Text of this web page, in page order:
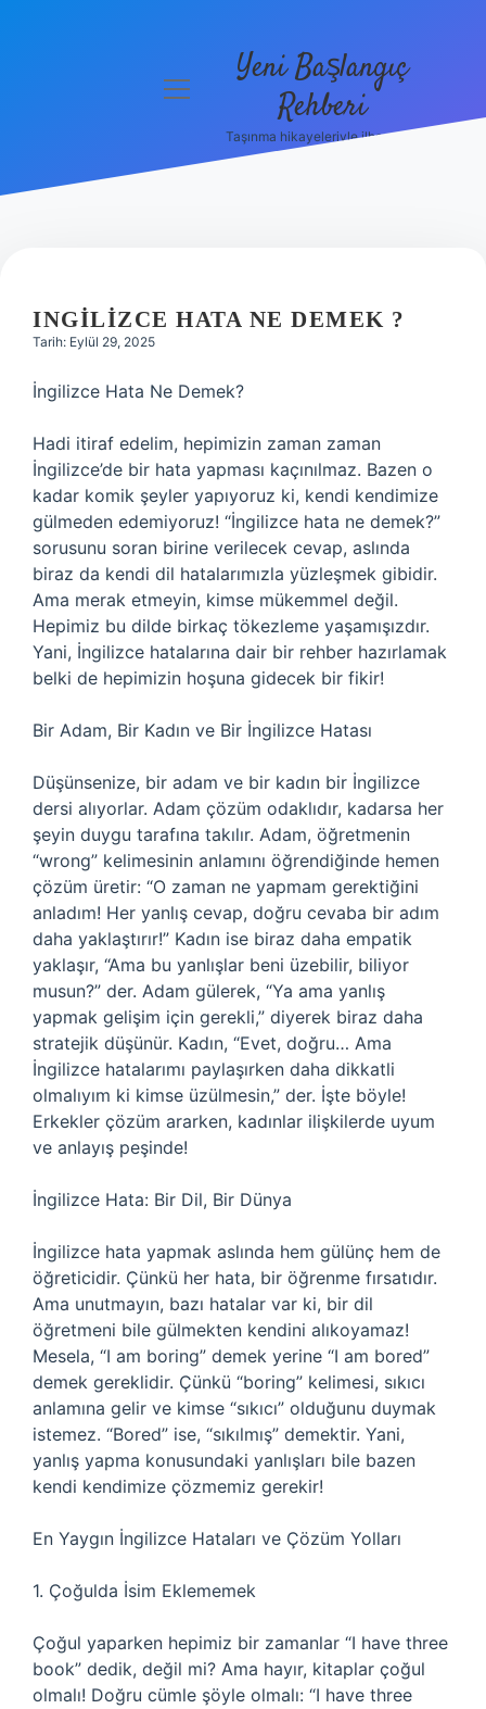
Politikası
menüyü
Yeni Başlangıç
Rehberi
Taşınma hikayeleriyle ilham bul!
INGILIZCE HATA NE DEMEK ?
Tarih: Eylül 29, 2025
İngilizce Hata Ne Demek?
Hadi itiraf edelim, hepimizin zaman zaman
İngilizce’de bir hata yapması kaçınılmaz. Bazen o
kadar komik şeyler yapıyoruz ki, kendi kendimize
gülmeden edemiyoruz! “İngilizce hata ne demek?”
sorusunu soran birine verilecek cevap, aslında
biraz da kendi dil hatalarımızla yüzleşmek gibidir.
Ama merak etmeyin, kimse mükemmel değil.
Hepimiz bu dilde birkaç tökezleme yaşamışızdır.
Yani, İngilizce hatalarına dair bir rehber hazırlamak
belki de hepimizin hoşuna gidecek bir fikir!
Bir Adam, Bir Kadın ve Bir İngilizce Hatası
Düşünsenize, bir adam ve bir kadın bir İngilizce
dersi alıyorlar. Adam çözüm odaklıdır, kadarsa her
şeyin duygu tarafına takılır. Adam, öğretmenin
“wrong” kelimesinin anlamını öğrendiğinde hemen
çözüm üretir: “O zaman ne yapmam gerektiğini
anladım! Her yanlış cevap, doğru cevaba bir adım
daha yaklaştırır!” Kadın ise biraz daha empatik
yaklaşır, “Ama bu yanlışlar beni üzebilir, biliyor
musun?” der. Adam gülerek, “Ya ama yanlış
yapmak gelişim için gerekli,” diyerek biraz daha
stratejik düşünür. Kadın, “Evet, doğru… Ama
İngilizce hatalarımı paylaşırken daha dikkatli
olmalıyım ki kimse üzülmesin,” der. İşte böyle!
Erkekler çözüm ararken, kadınlar ilişkilerde uyum
ve anlayış peşinde!
İngilizce Hata: Bir Dil, Bir Dünya
İngilizce hata yapmak aslında hem gülünç hem de
öğreticidir. Çünkü her hata, bir öğrenme fırsatıdır.
Ama unutmayın, bazı hatalar var ki, bir dil
öğretmeni bile gülmekten kendini alıkoyamaz!
Mesela, “I am boring” demek yerine “I am bored”
demek gereklidir. Çünkü “boring” kelimesi, sıkıcı
anlamına gelir ve kimse “sıkıcı” olduğunu duymak
istemez. “Bored” ise, “sıkılmış” demektir. Yani,
yanlış yapma konusundaki yanlışları bile bazen
kendi kendimize çözmemiz gerekir!
En Yaygın İngilizce Hataları ve Çözüm Yolları
1. Çoğulda İsim Eklememek
Çoğul yaparken hepimiz bir zamanlar “I have three
book” dedik, değil mi? Ama hayır, kitaplar çoğul
olmalı! Doğru cümle şöyle olmalı: “I have three